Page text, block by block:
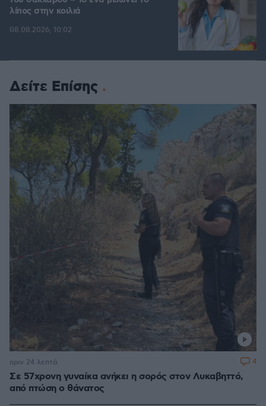
λίπος στην κοιλιά
08.08.2026, 10:02
Δείτε Επίσης
Σε 57χρονη γυναίκα ανήκει η σορός στον Λυκαβηττό,
από πτώση ο θάνατος
πριν 24 λεπτά 4